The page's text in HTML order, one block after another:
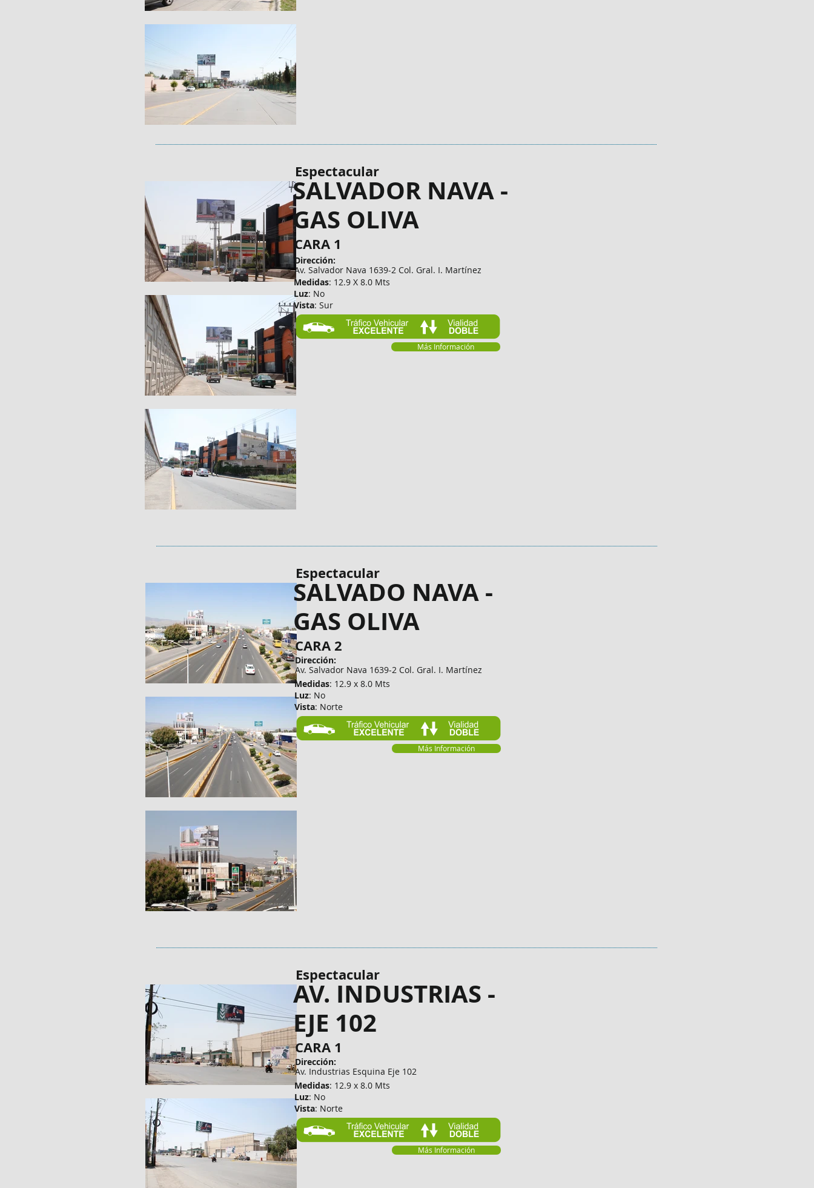
Espectacular
SALVADOR NAVA -
GAS OLIVA
CARA 1
Dirección:
Av. Salvador Nava 1639-2 Col. Gral. I. Martínez
Medidas: 12.9 X 8.0 Mts
Luz: No
Vista: Sur
Más Información
Espectacular
SALVADO NAVA -
GAS OLIVA
CARA 2
Dirección:
Av. Salvador Nava 1639-2 Col. Gral. I. Martínez
Medidas: 12.9 x 8.0 Mts
Luz: No
Vista: Norte
Más Información
Espectacular
AV. INDUSTRIAS -
EJE 102
CARA 1
Dirección:
Av. Industrias Esquina Eje 102
Medidas: 12.9 x 8.0 Mts
Luz: No
Vista: Norte
Más Información